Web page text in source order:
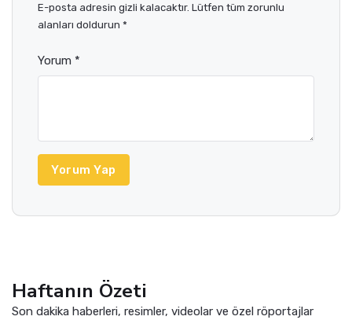
E-posta adresin gizli kalacaktır. Lütfen tüm zorunlu
alanları doldurun *
Yorum *
Yorum Yap
Haftanın Özeti
Son dakika haberleri, resimler, videolar ve özel röportajlar